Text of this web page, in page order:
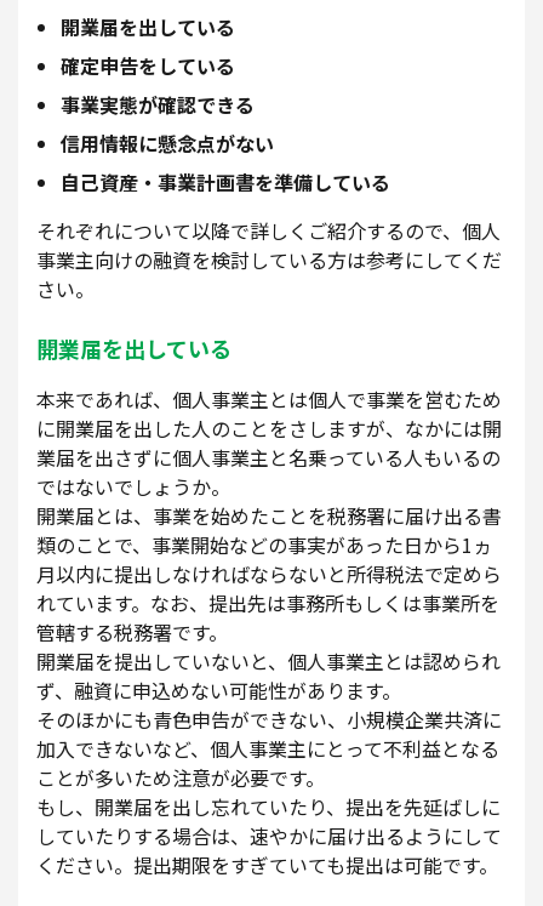
開業届を出している
確定申告をしている
事業実態が確認できる
信用情報に懸念点がない
自己資産・事業計画書を準備している
それぞれについて以降で詳しくご紹介するので、個人
事業主向けの融資を検討している方は参考にしてくだ
さい。
開業届を出している
本来であれば、個人事業主とは個人で事業を営むため
に開業届を出した人のことをさしますが、なかには開
業届を出さずに個人事業主と名乗っている人もいるの
ではないでしょうか。
開業届とは、事業を始めたことを税務署に届け出る書
類のことで、事業開始などの事実があった日から1ヵ
月以内に提出しなければならないと所得税法で定めら
れています。なお、提出先は事務所もしくは事業所を
管轄する税務署です。
開業届を提出していないと、個人事業主とは認められ
ず、融資に申込めない可能性があります。
そのほかにも青色申告ができない、小規模企業共済に
加入できないなど、個人事業主にとって不利益となる
ことが多いため注意が必要です。
もし、開業届を出し忘れていたり、提出を先延ばしに
していたりする場合は、速やかに届け出るようにして
ください。提出期限をすぎていても提出は可能です。